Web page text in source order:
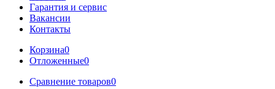
Гарантия и сервис
Вакансии
Контакты
Корзина0
Отложенные0
Сравнение товаров0